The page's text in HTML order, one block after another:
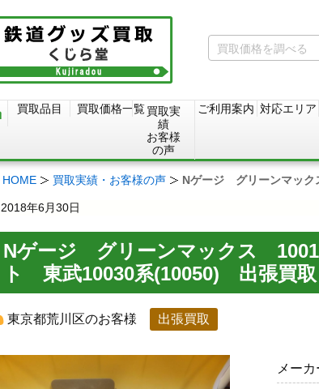
買取品目 買取価格一覧買取実
績
お客様
の声
ご利用案内 対応エリア
HOME 買取実績・お客様の声 Nゲージ グリーンマッ
2018年6月30日
Nゲージ グリーンマックス
ト 東武10030系(10050) 出張買
東京都荒川区のお客様 出張買取
メーカ